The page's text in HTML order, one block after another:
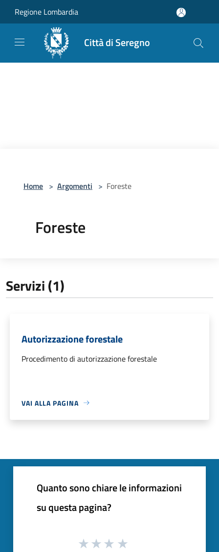
Regione Lombardia
Città di Seregno
Home > Argomenti > Foreste
Foreste
Servizi (1)
Autorizzazione forestale
Procedimento di autorizzazione forestale
VAI ALLA PAGINA
Quanto sono chiare le informazioni
su questa pagina?